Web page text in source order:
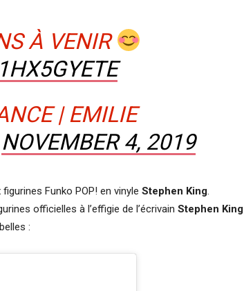
À VENIR
| EMILIE
NOVEMBER 4, 2019
Funko POP! en vinyle Stephen King.
officielles à l’effigie de l’écrivain Stephen King
: